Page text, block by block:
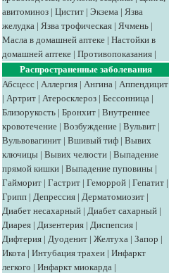
авитоминоз | Цистит | Экзема | Язва
желудка | Язва трофическая | Ячмень |
Масла в домашней аптеке | Настойки в
домашней аптеке | Противопоказания |
Распространенные заболевания
Абсцесс | Аллергия | Ангина | Аппендицит
| Артрит | Атеросклероз | Бессонница |
Близорукость | Бронхит | Внутреннее
кровотечение | Возбуждение | Вульвит |
Вульвовагинит | Вшивый тиф | Вывих
ключицы | Вывих челюсти | Выпадение
прямой кишки | Выпадение пуповины |
Гайморит | Гастрит | Геморрой | Гепатит |
Грипп | Депрессия | Дерматомиозит |
Диабет несахарный | Диабет сахарный |
Диарея | Дизентерия | Диспепсия |
Дифтерия | Дуоденит | Желтуха | Запор |
Икота | Интубация трахеи | Инфаркт
легкого | Инфаркт миокарда |